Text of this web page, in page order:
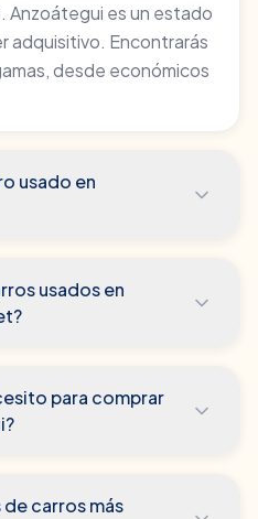
Anzoátegui es un estado
adquisitivo. Encontrarás
desde económicos
usado en
usados en
para comprar
de carros más